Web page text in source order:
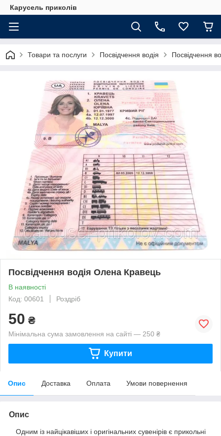
Карусель приколів
Товари та послуги Посвідчення водія Посвідчення
Посвідчення водія Олена Кравець
В наявності
Код: 00601
Роздріб
50 ₴
Мінімальна сума замовлення на сайті — 250 ₴
Купити
Опис Доставка Оплата Умови повернення
Опис
Одним із найцікавіших і оригінальних сувенірів є прикольні